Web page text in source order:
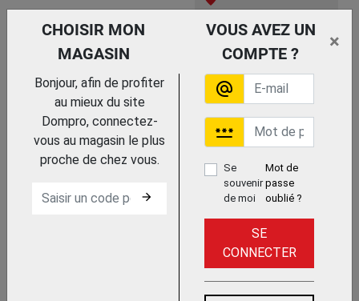
adhérent
CHOISIR MON
MAGASIN
VOUS AVEZ UN
COMPTE ?
×
Bonjour, afin de profiter
au mieux du site
Dompro, connectez-
vous au magasin le plus
proche de chez vous.
arrow_forward
alternate_email
password
Se
souvenir
de moi
Mot de
passe
oublié ?
SE
CONNECTER